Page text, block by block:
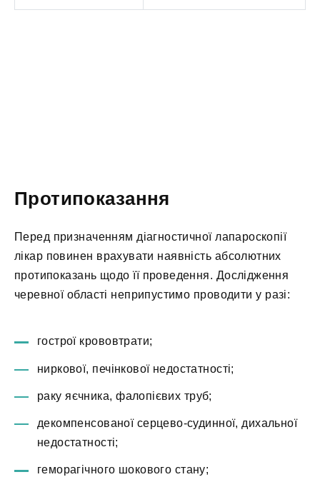
Протипоказання
Перед призначенням діагностичної лапароскопії
лікар повинен врахувати наявність абсолютних
протипоказань щодо її проведення. Дослідження
черевної області неприпустимо проводити у разі:
гострої крововтрати;
ниркової, печінкової недостатності;
раку яєчника, фалопієвих труб;
декомпенсованої серцево-судинної, дихальної
недостатності;
геморагічного шокового стану;